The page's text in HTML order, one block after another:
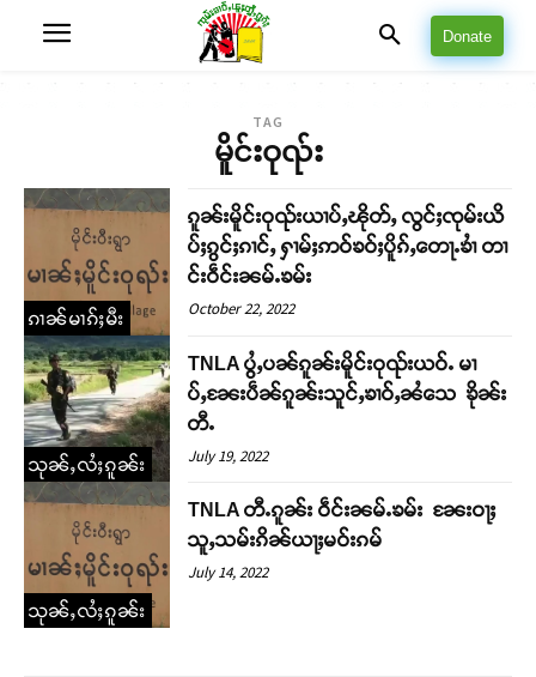
Donate
TAG
မိူင်းဝုၺ်း
ၵၢၼ်မၢၵ်ႈမီး
ၵူၼ်းမိူင်းဝုၺ်းယၢပ်ႇၽိုတ်ႇ လွင်ႈၸုမ်းယိ
ပ်ႈၵွင်ႈၵၢင်ႇ ႁၢမ်ႈဢဝ်ၶဝ်ႈပိူၵ်ႇတေႃႉၶၢႆ တၢ
င်းဝဵင်းၼမ်ႉၶမ်း
October 22, 2022
သုၼ်ႇလႆႈၵူၼ်း
TNLA ပွႆႇပၼ်ၵူၼ်းမိူင်းဝုၺ်းယဝ်ႉ မၢ
ပ်ႇၼႄးပဵၼ်ၵူၼ်းသူင်ႇၶၢဝ်ႇၼႆသေ ၶိုၼ်း
တီႉ
July 19, 2022
သုၼ်ႇလႆႈၵူၼ်း
TNLA တီႉၵူၼ်း ဝဵင်းၼမ်ႉၶမ်း ၼႄးဝႃႈ
သူႇသမ်းၵိၼ်ယႃႈမဝ်းၵမ်
July 14, 2022